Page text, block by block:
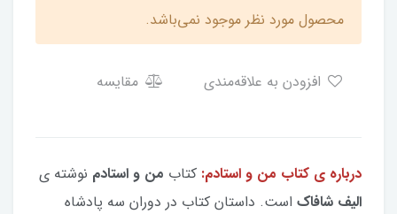
محصول مورد نظر موجود نمی‌باشد.
مقایسه
درباره ی کتاب من و استادم: کتاب من و استادم نوشته ی
الیف شافاک است. داستان کتاب در دوران سه پادشاه